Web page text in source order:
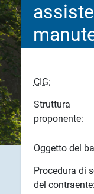
CIG:
Struttura
proponente:
Oggetto del
Procedura di
del contraente: